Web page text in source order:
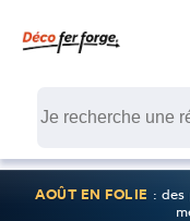
AOÛT EN FOLIE : des